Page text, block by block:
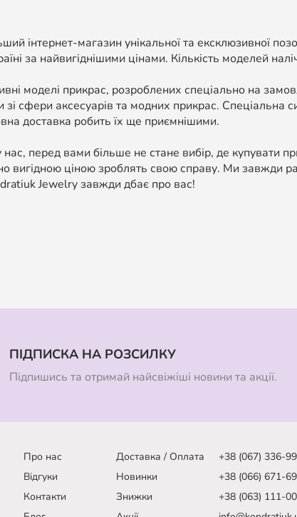
інтернет-магазин унікальної та ексклюзивної
за найвигіднішими цінами. Кількість моделей
моделі прикрас, розроблених спеціально на
зі сфери аксесуарів та модних прикрас.
доставка робить їх ще приємнішими.
перед вами більше не стане вибір, де купувати
вигідною ціною зроблять свою справу. Ми завжди
Jewelry завжди дбає про вас!
ПІДПИСКА НА РОЗСИЛКУ
Підпишись та отримай найсвіжіші новини та акції.
Про нас
Доставка / Оплата
Відгуки
Новинки
Контакти
Знижки
+38 (067) 336-
+38 (066) 671-
+38 (063) 111-